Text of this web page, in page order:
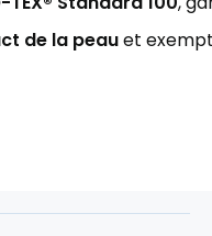
de la peauet